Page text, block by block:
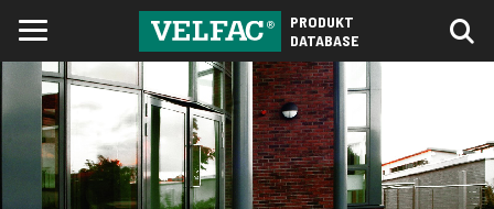
PRODUKT
DATABASE